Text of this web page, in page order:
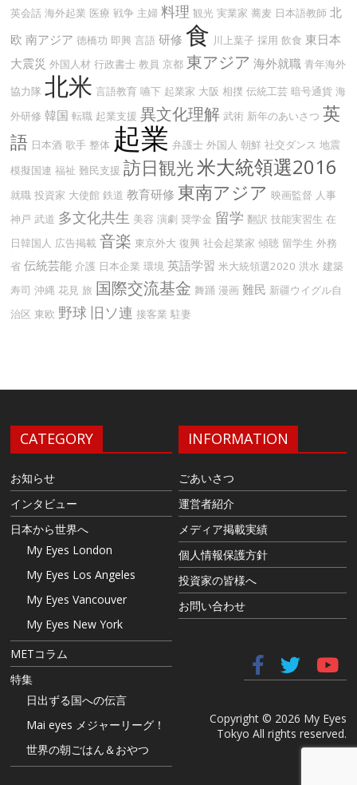
英会話 海外起業 医療 戦争 主婦 料理 観光 実業家 蕎麦 日本語教師 北
欧 南アジア 徳橋功 即興 言語 研修 食 川上葉子 採用 飲食 東日本
大震災 外国人材 行政書士 教員 京都 東アジア 海外就職 青年海外
協力隊 北米 言語教育 嚥下 起業家 大阪 相撲 伝統工芸 暗号通貨 海
外研修 韓国 転職 起業支援 異文化理解 武術 新年のあいさつ 英
語 日本酒 歌手 整体 起業 弁護士 外国人 朝鮮 社交ダンス 地震
模擬国連 福祉 難民支援 訪日観光米大統領選2016
就職 投資家 大使館 鉄道 教育研修 東南アジア 映画監督 人事
神戸 武道 多文化共生 美容 演劇 奨学金 留学 翻訳 技能実習生 在
日韓国人 広告掲載 音楽 東京外大 復興 社会起業家 傾聴 留学生 外務
省 伝統芸能 介護 日本企業 環境 英語学習 米大統領選2020 洪水 建築
寿司 沖縄 花見 旅 国際交流基金 舞踊 漫画 難民 新疆ウイグル自
治区 東欧 野球 旧ソ連 接客業 駐妻
CATEGORY
お知らせ
インタビュー
日本から世界へ
My Eyes London
My Eyes Los Angeles
My Eyes Vancouver
My Eyes New York
METコラム
特集
日出ずる国への伝言
Mai eyes メジャーリーグ！
世界の朝ごはん＆おやつ
INFORMATION
ごあいさつ
運営者紹介
メディア掲載実績
個人情報保護方針
投資家の皆様へ
お問い合わせ
Copyright © 2026 My Eyes
Tokyo All rights reserved.